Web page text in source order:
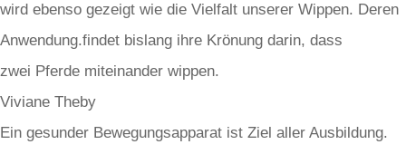
wird ebenso gezeigt wie die Vielfalt unserer Wippen. Deren
Anwendung.findet bislang ihre Krönung darin, dass
zwei Pferde miteinander wippen.
Viviane Theby
Ein gesunder Bewegungsapparat ist Ziel aller Ausbildung.